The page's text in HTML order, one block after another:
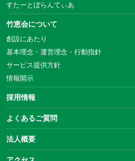
すたーとぼらんてぃあ
竹恵会について
創設にあたり
基本理念・運営理念・行動指針
サービス提供方針
情報開示
採用情報
よくあるご質問
法人概要